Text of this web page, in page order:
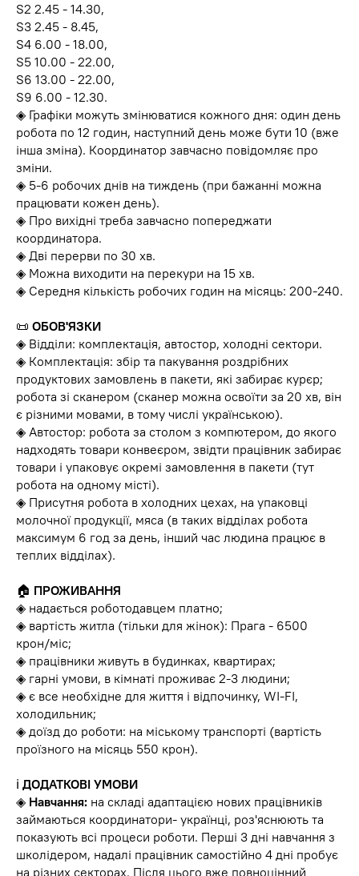
S2 2.45 - 14.30,
S3 2.45 - 8.45,
S4 6.00 - 18.00,
S5 10.00 - 22.00,
S6 13.00 - 22.00,
S9 6.00 - 12.30.
◈ Графіки можуть змінюватися кожного дня: один день
робота по 12 годин, наступний день може бути 10 (вже
інша зміна). Координатор завчасно повідомляє про
зміни.
◈ 5-6 робочих днів на тиждень (при бажанні можна
працювати кожен день).
◈ Про вихідні треба завчасно попереджати
координатора.
◈ Дві перерви по 30 хв.
◈ Можна виходити на перекури на 15 хв.
◈ Середня кількість робочих годин на місяць: 200-240.
📜 ОБОВ'ЯЗКИ
◈ Відділи: комплектація, автостор, холодні сектори.
◈ Комплектація: збір та пакування роздрібних
продуктових замовлень в пакети, які забирає курєр;
робота зі сканером (сканер можна освоїти за 20 хв, він
є різними мовами, в тому числі українською).
◈ Автостор: робота за столом з компютером, до якого
надходять товари конвеєром, звідти працівник забирає
товари і упаковує окремі замовлення в пакети (тут
робота на одному місті).
◈ Присутня робота в холодних цехах, на упаковці
молочної продукції, мяса (в таких відділах робота
максимум 6 год за день, інший час людина працює в
теплих відділах).
🏠 ПРОЖИВАННЯ
◈ надається роботодавцем платно;
◈ вартість житла (тільки для жінок): Прага - 6500
крон/міс;
◈ працівники живуть в будинках, квартирах;
◈ гарні умови, в кімнаті проживає 2-3 людини;
◈ є все необхідне для життя і відпочинку, WI-FI,
холодильник;
◈ доїзд до роботи: на міському транспорті (вартість
проїзного на місяць 550 крон).
ℹ️ ДОДАТКОВІ УМОВИ
◈ Навчання: на складі адаптацією нових працівників
займаються координатори- українці, роз'яснюють та
показують всі процеси роботи. Перші 3 дні навчання з
школідером, надалі працівник самостійно 4 дні пробує
на різних секторах. Після цього вже повноцінний